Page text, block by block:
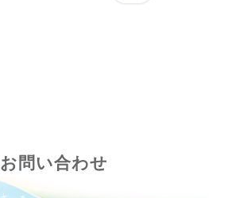
お問い合わせ